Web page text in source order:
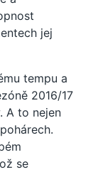
jej
tempu a
2016/17
A to nejen
se